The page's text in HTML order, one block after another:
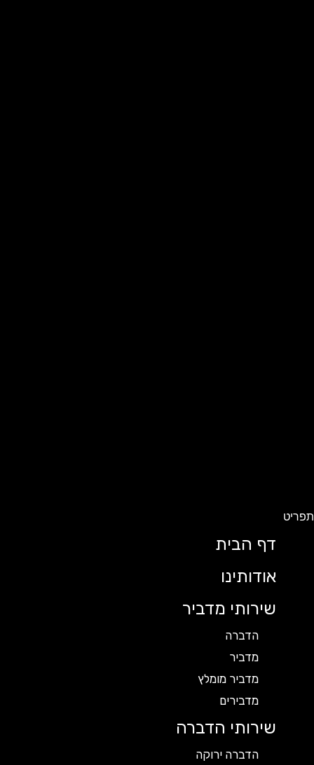
תפריט
דף הבית
אודותינו
שירותי מדביר
הדברה
מדביר
מדביר מומלץ
מדבירים
שירותי הדברה
הדברה ירוקה